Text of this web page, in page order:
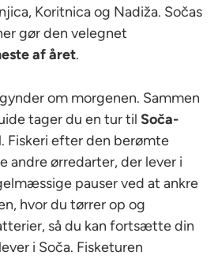
Koritnica og Nadiža. Sočas
gør den velegnet
af året.
om morgenen. Sammen
tager du en tur til Soča-
. Fiskeri efter den berømte
andre ørredarter, der lever i
pauser ved at ankre
hvor du tørrer op og
så du kan fortsætte din
i Soča. Fisketuren